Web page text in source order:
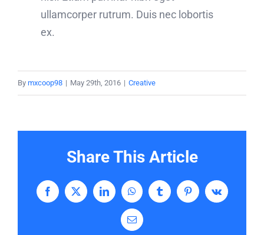
ullamcorper rutrum. Duis nec lobortis
ex.
By mxcoop98 | May 29th, 2016 | Creative
Share This Article
Facebook
X LinkedInWhatsAppTumblrPinterestVk
Email